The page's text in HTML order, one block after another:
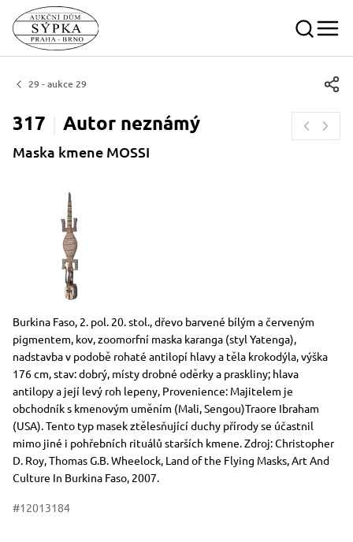
29 - aukce 29
317 Autor neznámý
Maska kmene MOSSI
Rozměry
Stručný popis předmětu
Burkina Faso, 2. pol. 20. stol., dřevo barvené bílým a červeným
pigmentem, kov, zoomorfní maska karanga (styl Yatenga),
nadstavba v podobě rohaté antilopí hlavy a těla krokodýla, výška
176 cm, stav: dobrý, místy drobné oděrky a praskliny; hlava
antilopy a její levý roh lepeny, Provenience: Majitelem je
obchodník s kmenovým uměním (Mali, Sengou)Traore Ibraham
(USA). Tento typ masek ztělesňující duchy přírody se účastnil
mimo jiné i pohřebních rituálů starších kmene. Zdroj: Christopher
D. Roy, Thomas G.B. Wheelock, Land of the Flying Masks, Art And
Culture In Burkina Faso, 2007.
#12013184